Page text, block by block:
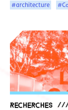
#architecture
Recherches